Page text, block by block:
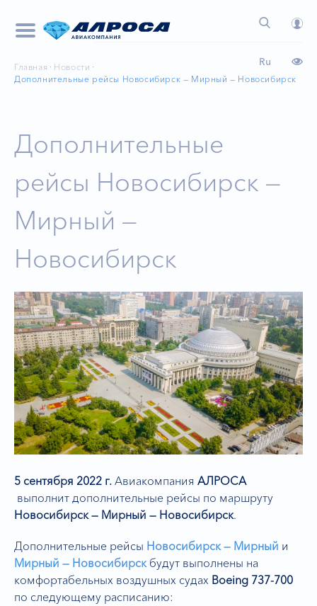
Ru
Главная
Новости
Дополнительные рейсы Новосибирск — Мирный — Новосибирск
Дополнительные
рейсы Новосибирск —
Мирный —
Новосибирск
5 сентября 2022 г. Авиакомпания АЛРОСА
выполнит дополнительные рейсы по маршруту
Новосибирск — Мирный — Новосибирск.
Дополнительные рейсы Новосибирск — Мирный и
Мирный — Новосибирск будут выполнены на
комфортабельных воздушных судах Boeing 737-700
по следующему расписанию: